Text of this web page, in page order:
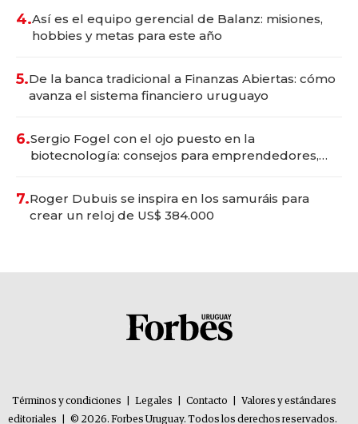
4.Así es el equipo gerencial de Balanz: misiones,
hobbies y metas para este año
5.De la banca tradicional a Finanzas Abiertas: cómo
avanza el sistema financiero uruguayo
6.Sergio Fogel con el ojo puesto en la
biotecnología: consejos para emprendedores,
7.Roger Dubuis se inspira en los samuráis para
crear un reloj de US$ 384.000
Términos y condiciones Legales Contacto
Valores y estándares
editoriales
© 2026. Forbes Uruguay. Todos los derechos reservados.